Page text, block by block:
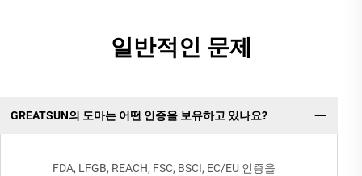
일반적인 문제
GREATSUN의 도마는 어떤 인증을 보유하고 있나요?
FDA, LFGB, REACH, FSC, BSCI, EC/EU 인증을